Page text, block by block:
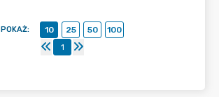
POKAŻ: 10 25 50
100
1